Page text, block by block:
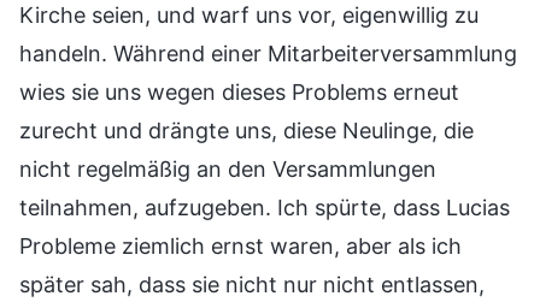
Kirche seien, und warf uns vor, eigenwillig zu
handeln. Während einer Mitarbeiterversammlung
wies sie uns wegen dieses Problems erneut
zurecht und drängte uns, diese Neulinge, die
nicht regelmäßig an den Versammlungen
teilnahmen, aufzugeben. Ich spürte, dass Lucias
Probleme ziemlich ernst waren, aber als ich
später sah, dass sie nicht nur nicht entlassen,